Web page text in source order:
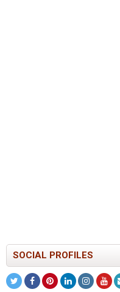
SOCIAL PROFILES